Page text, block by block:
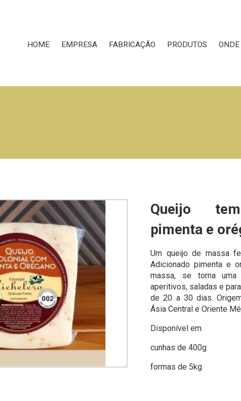
HOME EMPRESA FABRICAÇÃO PRODUTOS
Queijo
pimenta e
Um queijo de massa
Adicionado pimenta e
massa, se torna uma
aperitivos, saladas e
de 20 a 30 dias.
Ásia Central e Oriente
Disponível em
cunhas de 400g
formas de 5kg